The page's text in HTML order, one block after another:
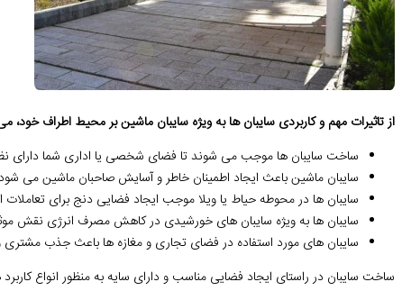
از تاثیرات مهم و کاربردی سایبان ها به ویژه سایبان ماشین بر محیط اطراف خود،
ساخت سایبان ها موجب می شوند تا فضای شخصی یا اداری شما دارای
سایبان ماشین باعث ایجاد اطمینان خاطر و آسایش صاحبان ماشین می
سایبان ها در محوطه حیاط یا ویلا موجب ایجاد فضایی دنج برای تعاملات
سایبان ها به ویژه سایبان های خورشیدی در کاهش مصرف انرژی نقش
سایبان های مورد استفاده در فضای تجاری و مغازه ها باعث جذب
ساخت سایبان در راستای ایجاد فضایی مناسب و دارای سایه به منظور انواع